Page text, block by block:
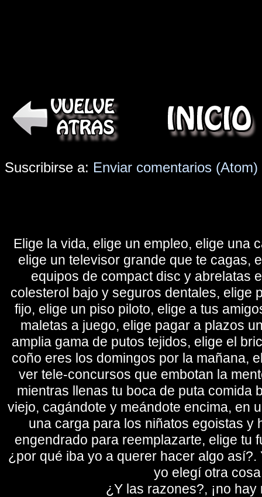
Suscribirse a: Enviar comentarios (Atom)
Elige la vida, elige un empleo, elige una
elige un televisor grande que te cagas,
equipos de compact disc y abrelatas
colesterol bajo y seguros dentales, elige
fijo, elige un piso piloto, elige a tus
maletas a juego, elige pagar a plazos
amplia gama de putos tejidos, elige el
coño eres los domingos por la mañana,
ver tele-concursos que embotan la
mientras llenas tu boca de puta comida
viejo, cagándote y meándote encima, en
una carga para los niñatos egoistas y
engendrado para reemplazarte, elige tu
¿por qué iba yo a querer hacer algo así?.
yo elegí otra
¿Y las razones?, ¡no hay